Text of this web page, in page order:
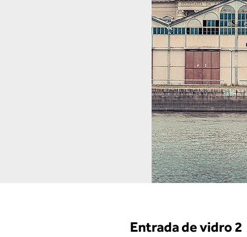
Entrada de vidro 2